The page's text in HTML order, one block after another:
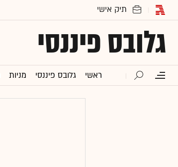
גלובס פיננסי
ראשי גלובס פיננסי מניות